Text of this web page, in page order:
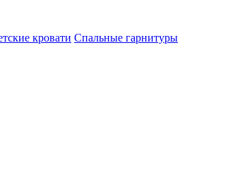
кровати Спальные гарнитуры